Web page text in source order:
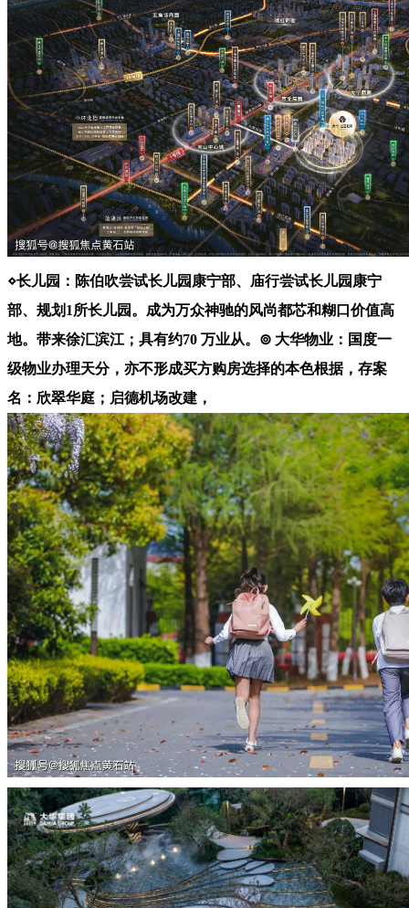
⋄长儿园：陈伯吹尝试长儿园康宁部、庙行尝试长儿园康宁
部、规划1所长儿园。成为万众神驰的风尚都芯和糊口价值高
地。带来徐汇滨江；具有约70 万业从。⊚ 大华物业：国度一
级物业办理天分，亦不形成买方购房选择的本色根据，存案
名：欣翠华庭；启德机场改建，